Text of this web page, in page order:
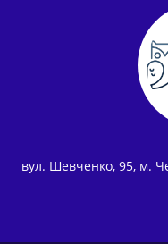
вул. Шевченко, 95, м.